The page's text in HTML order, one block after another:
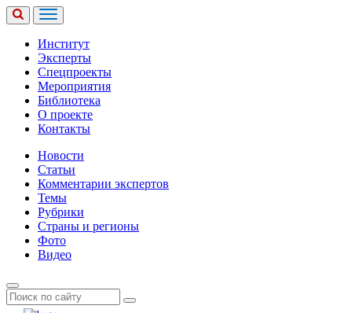
Институт
Эксперты
Спецпроекты
Мероприятия
Библиотека
О проекте
Контакты
Новости
Статьи
Комментарии экспертов
Темы
Рубрики
Страны и регионы
Фото
Видео